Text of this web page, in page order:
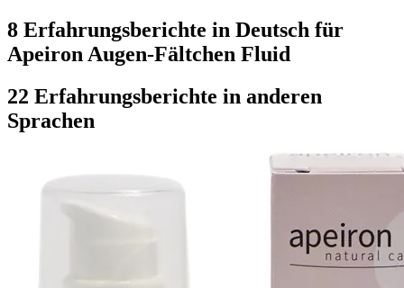
8 Erfahrungsberichte in Deutsch für
Apeiron Augen-Fältchen Fluid
22 Erfahrungsberichte in anderen
Sprachen